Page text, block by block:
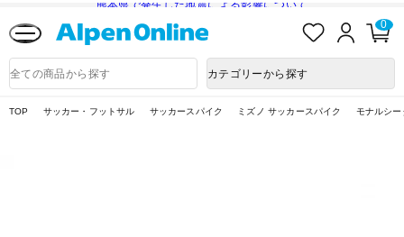
熊本県で発生した地震による影響について
入
ロ
ン
0
品
検
カテゴリーから探す
TOP サッカー・フットサル サッカースパイク ミズノ サッカースパイク モナルシー